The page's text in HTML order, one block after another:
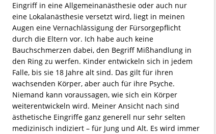
Eingriff in eine Allgemeinanästhesie oder auch nur
eine Lokalanästhesie versetzt wird, liegt in meinen
Augen eine Vernachlässigung der Fürsorgepflicht
durch die Eltern vor. Ich habe auch keine
Bauchschmerzen dabei, den Begriff Mißhandlung in
den Ring zu werfen. Kinder entwickeln sich in jedem
Falle, bis sie 18 Jahre alt sind. Das gilt für ihren
wachsenden Körper, aber auch für ihre Psyche.
Niemand kann voraussagen, wie sich ein Körper
weiterentwickeln wird. Meiner Ansicht nach sind
ästhetische Eingriffe ganz generell nur sehr selten
medizinisch indiziert – für Jung und Alt. Es wird immer